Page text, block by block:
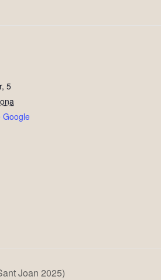
5
Google
Joan 2025)